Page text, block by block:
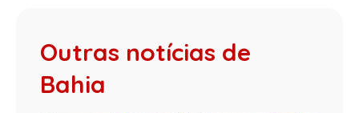
Outras notícias de
Bahia